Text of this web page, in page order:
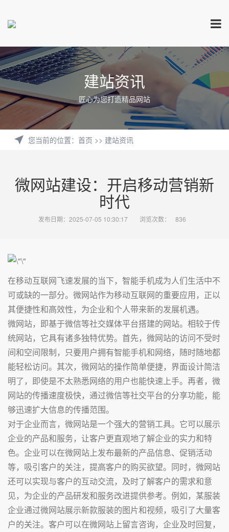
建站资讯
匠心为您打造精品网站
您当前的位置： 首页 >> 建站资讯
微网站建设：开启移动营销新
时代
发布日期：2025-07-05 10:30:17 浏览次数： 836
在移动互联网飞速发展的当下，智能手机成为人们生活中不
可或缺的一部分。微网站作为移动互联网的重要应用，正以
其便捷性和高效性，为企业和个人带来新的发展机遇。
微网站，即基于微信等社交媒体平台搭建的网站。相较于传
统网站，它具有诸多独特优势。首先，微网站的访问不受时
间和空间限制，只要用户拥有智能手机和网络，随时随地都
能轻松访问。其次，微网站的操作简单便捷，界面设计简洁
明了，即使是不太熟悉网络的用户也能快速上手。再者，微
网站的传播速度极快，通过微信等社交平台的分享功能，能
够迅速扩大信息的传播范围。
对于企业而言，微网站是一个强大的营销工具。它可以展示
企业的产品和服务，让客户更直观地了解企业的实力和特
色。企业可以在微网站上发布最新的产品信息、促销活动
等，吸引客户的关注，提高客户的购买欲望。同时，微网站
还可以实现与客户的互动交流，及时了解客户的需求和意
见，为企业的产品研发和服务改进提供参考。例如，某服装
企业通过微网站展示新款服装的图片和视频，吸引了大量客
户的关注。客户可以在微网站上留言咨询，企业及时回复，